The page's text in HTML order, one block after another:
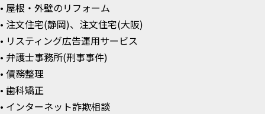
• 屋根・外壁のリフォーム
• 注文住宅(静岡)、注文住宅(大阪)
• リスティング広告運用サービス
• 弁護士事務所(刑事事件)
• 債務整理
• 歯科矯正
• インターネット詐欺相談